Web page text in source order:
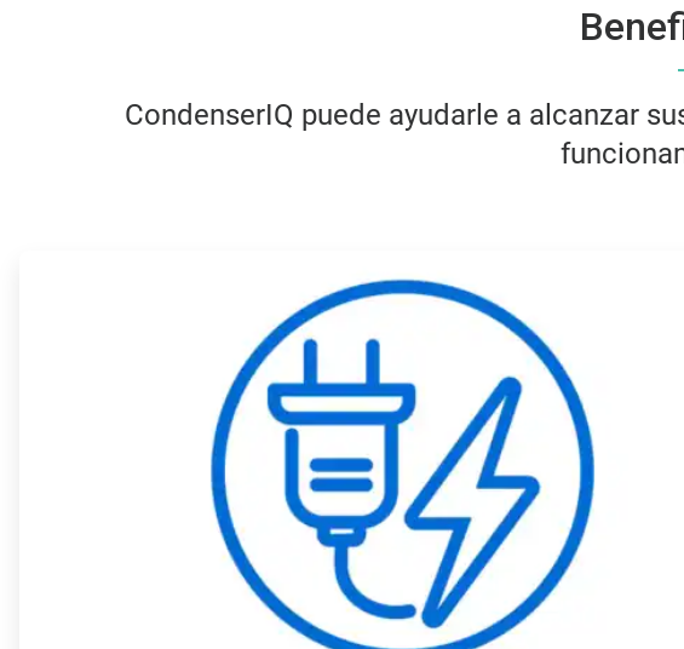
CondenserIQ puede ayudarle a alcanzar
1